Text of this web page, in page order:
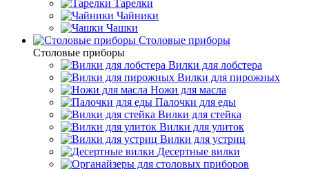
Тарелки
Чайники
Чашки
Cтоловые приборы
Cтоловые приборы
Вилки для лобстера
Вилки для пирожных
Ножи для масла
Палочки для еды
Вилки для стейка
Вилки для улиток
Вилки для устриц
Десертные вилки